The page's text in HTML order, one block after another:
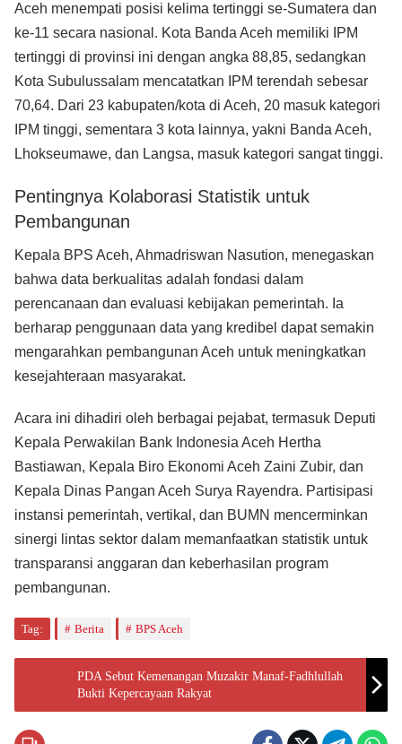
Aceh menempati posisi kelima tertinggi se-Sumatera dan
ke-11 secara nasional. Kota Banda Aceh memiliki IPM
tertinggi di provinsi ini dengan angka 88,85, sedangkan
Kota Subulussalam mencatatkan IPM terendah sebesar
70,64. Dari 23 kabupaten/kota di Aceh, 20 masuk kategori
IPM tinggi, sementara 3 kota lainnya, yakni Banda Aceh,
Lhokseumawe, dan Langsa, masuk kategori sangat tinggi.
Pentingnya Kolaborasi Statistik untuk
Pembangunan
Kepala BPS Aceh, Ahmadriswan Nasution, menegaskan
bahwa data berkualitas adalah fondasi dalam
perencanaan dan evaluasi kebijakan pemerintah. Ia
berharap penggunaan data yang kredibel dapat semakin
mengarahkan pembangunan Aceh untuk meningkatkan
kesejahteraan masyarakat.
Acara ini dihadiri oleh berbagai pejabat, termasuk Deputi
Kepala Perwakilan Bank Indonesia Aceh Hertha
Bastiawan, Kepala Biro Ekonomi Aceh Zaini Zubir, dan
Kepala Dinas Pangan Aceh Surya Rayendra. Partisipasi
instansi pemerintah, vertikal, dan BUMN mencerminkan
sinergi lintas sektor dalam memanfaatkan statistik untuk
transparansi anggaran dan keberhasilan program
pembangunan.
Tag: Berita BPS Aceh
PDA Sebut Kemenangan Muzakir Manaf-Fadhlullah
Bukti Kepercayaan Rakyat